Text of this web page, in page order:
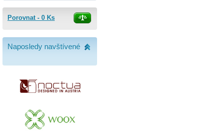
Porovnat - 0 Ks
Naposledy navštívené